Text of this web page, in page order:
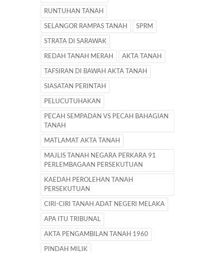
RUNTUHAN TANAH
SELANGOR RAMPAS TANAH SPRM
STRATA DI SARAWAK
REDAH TANAH MERAH AKTA TANAH
TAFSIRAN DI BAWAH AKTA TANAH
SIASATAN PERINTAH
PELUCUTUHAKAN
PECAH SEMPADAN VS PECAH BAHAGIAN
TANAH
MATLAMAT AKTA TANAH
MAJLIS TANAH NEGARA PERKARA 91
PERLEMBAGAAN PERSEKUTUAN
KAEDAH PEROLEHAN TANAH
PERSEKUTUAN
CIRI-CIRI TANAH ADAT NEGERI MELAKA
APA ITU TRIBUNAL
AKTA PENGAMBILAN TANAH 1960
PINDAH MILIK